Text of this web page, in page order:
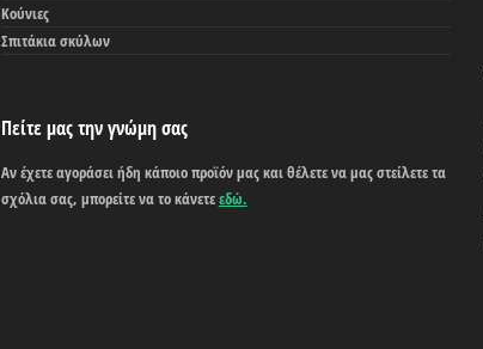
Κούνιες
Σπιτάκια σκύλων
Πείτε μας την γνώμη σας
Αν έχετε αγοράσει ήδη κάποιο προϊόν μας και θέλετε να μας στείλετε τα
σχόλια σας, μπορείτε να το κάνετεεδώ.